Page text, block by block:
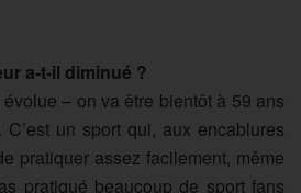
a-t-il diminué ?
– on va être bientôt à 59 ans
un sport qui, aux encablures
pratiquer assez facilement, même
pratiqué beaucoup de sport fans